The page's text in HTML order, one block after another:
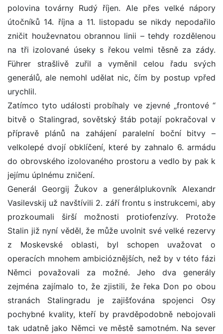
polovina továrny Rudý říjen. Ale přes velké nápory
útočníků 14. října a 11. listopadu se nikdy nepodařilo
zničit houževnatou obrannou linii – tehdy rozdělenou
na tři izolované úseky s řekou velmi těsně za zády.
Führer strašlivě zuřil a vyměnil celou řadu svých
generálů, ale nemohl udělat nic, čím by postup vpřed
urychlil.
Zatímco tyto události probíhaly ve zjevné „frontové “
bitvě o Stalingrad, sovětský štáb potají pokračoval v
přípravě plánů na zahájení paralelní boční bitvy –
velkolepé dvojí obklíčení, které by zahnalo 6. armádu
do obrovského izolovaného prostoru a vedlo by pak k
jejímu úplnému zničení.
Generál Georgij Žukov a generálplukovník Alexandr
Vasilevskij už navštívili 2. září frontu s instrukcemi, aby
prozkoumali širší možnosti protiofenzívy. Protože
Stalin již nyní věděl, že může uvolnit své velké rezervy
z Moskevské oblasti, byl schopen uvažovat o
operacích mnohem ambicióznějších, než by v této fázi
Němci považovali za možné. Jeho dva generály
zejména zajímalo to, že zjistili, že řeka Don po obou
stranách Stalingradu je zajišťována spojenci Osy
pochybné kvality, kteří by pravděpodobně nebojovali
tak udatně jako Němci ve městě samotném. Na sever